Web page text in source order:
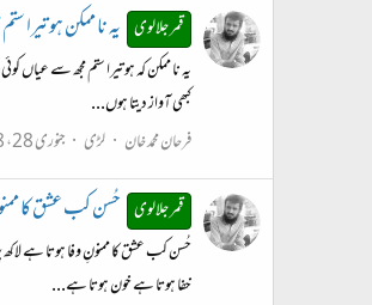
قمر جلالوی یہ نا ممکن ہو تیرا
یہ نا ممکن کہ ہو تیرا ستم مجھ سے عیاں
کبھی آواز دیتا ہوں...
فرحان محمد خان
لڑی جنوری 28، 2018
قمر جلالوی حُسن کب عشق کا
حُسن کب عشق کا ممنونِ وفا ہوتا ہے لاکھ
خفا ہوتا ہے خون ہوتا ہے...